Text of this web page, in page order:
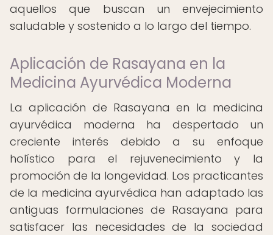
aquellos que buscan un envejecimiento
saludable y sostenido a lo largo del tiempo.
Aplicación de Rasayana en la
Medicina Ayurvédica Moderna
La aplicación de Rasayana en la medicina
ayurvédica moderna ha despertado un
creciente interés debido a su enfoque
holístico para el rejuvenecimiento y la
promoción de la longevidad. Los practicantes
de la medicina ayurvédica han adaptado las
antiguas formulaciones de Rasayana para
satisfacer las necesidades de la sociedad